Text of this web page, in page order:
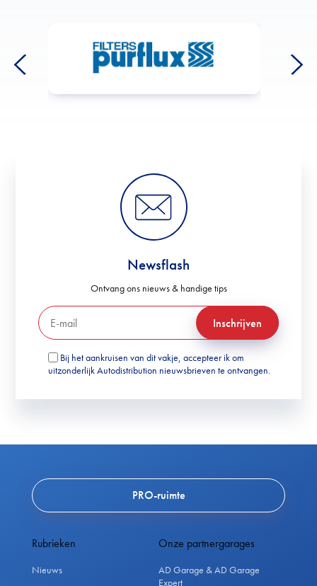
Newsflash
Ontvang ons nieuws & handige tips
Inschrijven
Bij het aankruisen van dit vakje, accepteer ik om
uitzonderlijk Autodistribution nieuwsbrieven te ontvangen.
PRO-ruimte
Rubrieken
Nieuws
Onze partnergarages
AD Garage & AD Garage
Expert